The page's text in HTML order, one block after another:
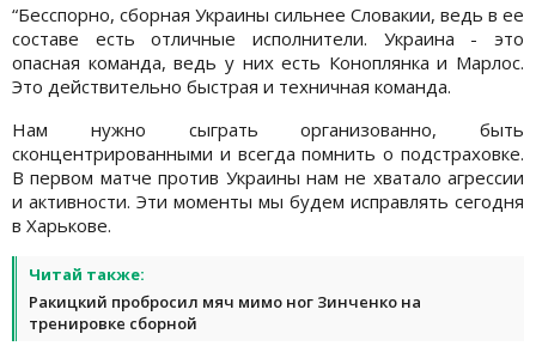
“Бесспорно, сборная Украины сильнее Словакии, ведь в ее
составе есть отличные исполнители. Украина - это
опасная команда, ведь у них есть Коноплянка и Марлос.
Это действительно быстрая и техничная команда.
Нам нужно сыграть организованно, быть
сконцентрированными и всегда помнить о подстраховке.
В первом матче против Украины нам не хватало агрессии
и активности. Эти моменты мы будем исправлять сегодня
в Харькове.
Читай также:
Ракицкий пробросил мяч мимо ног Зинченко на
тренировке сборной